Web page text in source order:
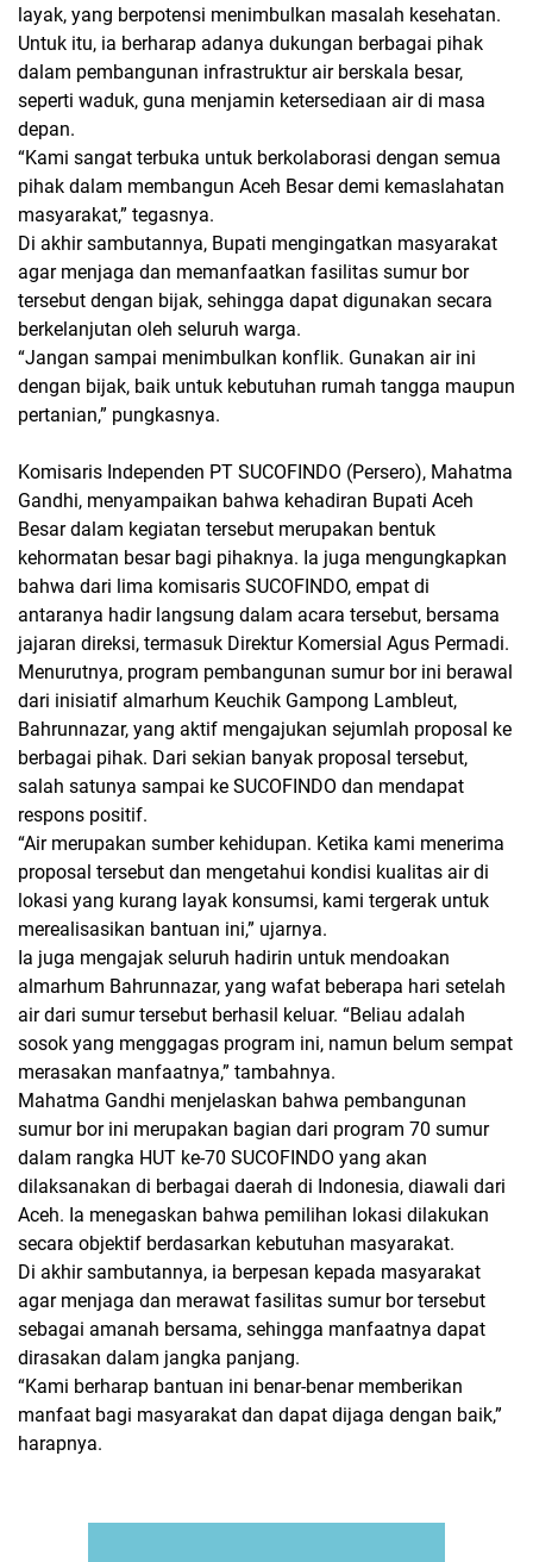
layak, yang berpotensi menimbulkan masalah kesehatan.
Untuk itu, ia berharap adanya dukungan berbagai pihak
dalam pembangunan infrastruktur air berskala besar,
seperti waduk, guna menjamin ketersediaan air di masa
depan.
“Kami sangat terbuka untuk berkolaborasi dengan semua
pihak dalam membangun Aceh Besar demi kemaslahatan
masyarakat,” tegasnya.
Di akhir sambutannya, Bupati mengingatkan masyarakat
agar menjaga dan memanfaatkan fasilitas sumur bor
tersebut dengan bijak, sehingga dapat digunakan secara
berkelanjutan oleh seluruh warga.
“Jangan sampai menimbulkan konflik. Gunakan air ini
dengan bijak, baik untuk kebutuhan rumah tangga maupun
pertanian,” pungkasnya.
Komisaris Independen PT SUCOFINDO (Persero), Mahatma
Gandhi, menyampaikan bahwa kehadiran Bupati Aceh
Besar dalam kegiatan tersebut merupakan bentuk
kehormatan besar bagi pihaknya. Ia juga mengungkapkan
bahwa dari lima komisaris SUCOFINDO, empat di
antaranya hadir langsung dalam acara tersebut, bersama
jajaran direksi, termasuk Direktur Komersial Agus Permadi.
Menurutnya, program pembangunan sumur bor ini berawal
dari inisiatif almarhum Keuchik Gampong Lambleut,
Bahrunnazar, yang aktif mengajukan sejumlah proposal ke
berbagai pihak. Dari sekian banyak proposal tersebut,
salah satunya sampai ke SUCOFINDO dan mendapat
respons positif.
“Air merupakan sumber kehidupan. Ketika kami menerima
proposal tersebut dan mengetahui kondisi kualitas air di
lokasi yang kurang layak konsumsi, kami tergerak untuk
merealisasikan bantuan ini,” ujarnya.
Ia juga mengajak seluruh hadirin untuk mendoakan
almarhum Bahrunnazar, yang wafat beberapa hari setelah
air dari sumur tersebut berhasil keluar. “Beliau adalah
sosok yang menggagas program ini, namun belum sempat
merasakan manfaatnya,” tambahnya.
Mahatma Gandhi menjelaskan bahwa pembangunan
sumur bor ini merupakan bagian dari program 70 sumur
dalam rangka HUT ke-70 SUCOFINDO yang akan
dilaksanakan di berbagai daerah di Indonesia, diawali dari
Aceh. Ia menegaskan bahwa pemilihan lokasi dilakukan
secara objektif berdasarkan kebutuhan masyarakat.
Di akhir sambutannya, ia berpesan kepada masyarakat
agar menjaga dan merawat fasilitas sumur bor tersebut
sebagai amanah bersama, sehingga manfaatnya dapat
dirasakan dalam jangka panjang.
“Kami berharap bantuan ini benar-benar memberikan
manfaat bagi masyarakat dan dapat dijaga dengan baik,”
harapnya.